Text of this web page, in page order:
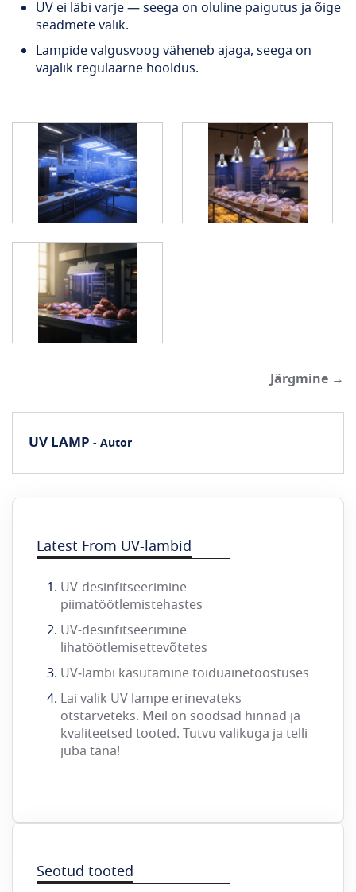
UV ei läbi varje — seega on oluline paigutus ja õige
seadmete valik.
Lampide valgusvoog väheneb ajaga, seega on
vajalik regulaarne hooldus.
Järgmine →
UV LAMP - Autor
Latest From UV-lambid
UV-desinfitseerimine
piimatöötlemistehastes
UV-desinfitseerimine
lihatöötlemisettevõtetes
UV‑lambi kasutamine toiduainetööstuses
Lai valik UV lampe erinevateks
otstarveteks. Meil on soodsad hinnad ja
kvaliteetsed tooted. Tutvu valikuga ja telli
juba täna!
Seotud tooted